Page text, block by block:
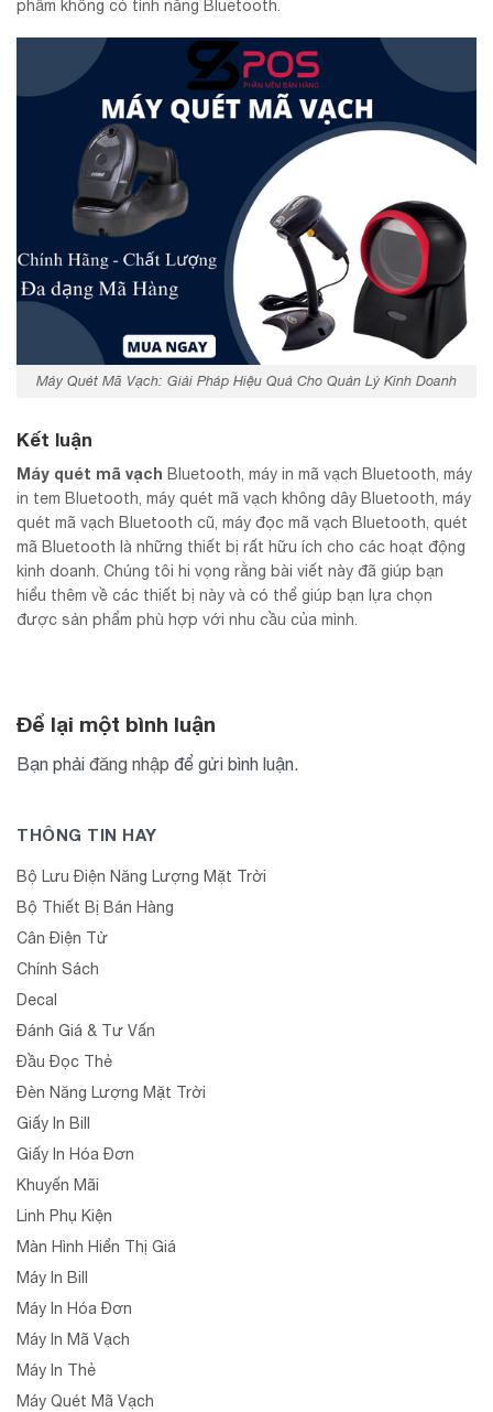
phẩm không có tính năng Bluetooth.
Máy Quét Mã Vạch: Giải Pháp Hiệu Quả Cho Quản Lý Kinh Doanh
Kết luận
Máy quét mã vạch Bluetooth, máy in mã vạch Bluetooth, máy
in tem Bluetooth, máy quét mã vạch không dây Bluetooth, máy
quét mã vạch Bluetooth cũ, máy đọc mã vạch Bluetooth, quét
mã Bluetooth là những thiết bị rất hữu ích cho các hoạt động
kinh doanh. Chúng tôi hi vọng rằng bài viết này đã giúp bạn
hiểu thêm về các thiết bị này và có thể giúp bạn lựa chọn
được sản phẩm phù hợp với nhu cầu của mình.
Để lại một bình luận
Bạn phải đăng nhập để gửi bình luận.
THÔNG TIN HAY
Bộ Lưu Điện Năng Lượng Mặt Trời
Bộ Thiết Bị Bán Hàng
Cân Điện Tử
Chính Sách
Decal
Đánh Giá & Tư Vấn
Đầu Đọc Thẻ
Đèn Năng Lượng Mặt Trời
Giấy In Bill
Giấy In Hóa Đơn
Khuyến Mãi
Linh Phụ Kiện
Màn Hình Hiển Thị Giá
Máy In Bill
Máy In Hóa Đơn
Máy In Mã Vạch
Máy In Thẻ
Máy Quét Mã Vạch